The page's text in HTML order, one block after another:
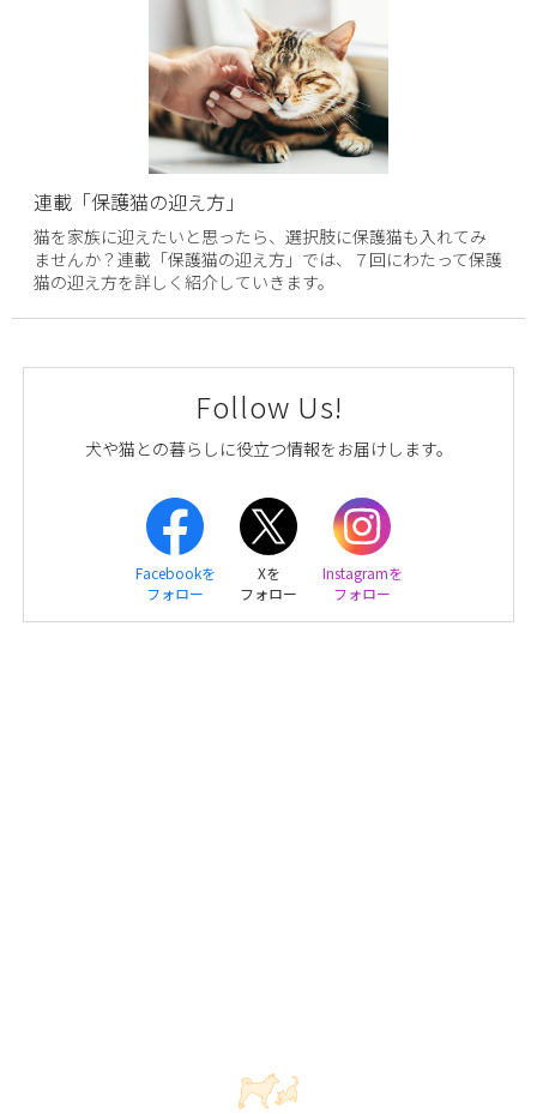
連載「保護猫の迎え方」
猫を家族に迎えたいと思ったら、選択肢に保護猫も入れてみ
ませんか？連載「保護猫の迎え方」では、７回にわたって保護
猫の迎え方を詳しく紹介していきます。
Follow Us!
犬や猫との暮らしに役立つ情報をお届けします。
Facebookを
フォロー
Xを
フォロー
Instagramを
フォロー